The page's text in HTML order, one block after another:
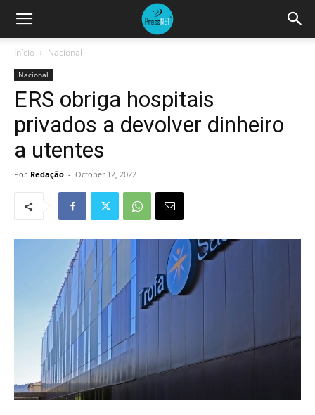
Início Nacional
Nacional
ERS obriga hospitais
privados a devolver dinheiro
a utentes
Por Redação - October 12, 2022